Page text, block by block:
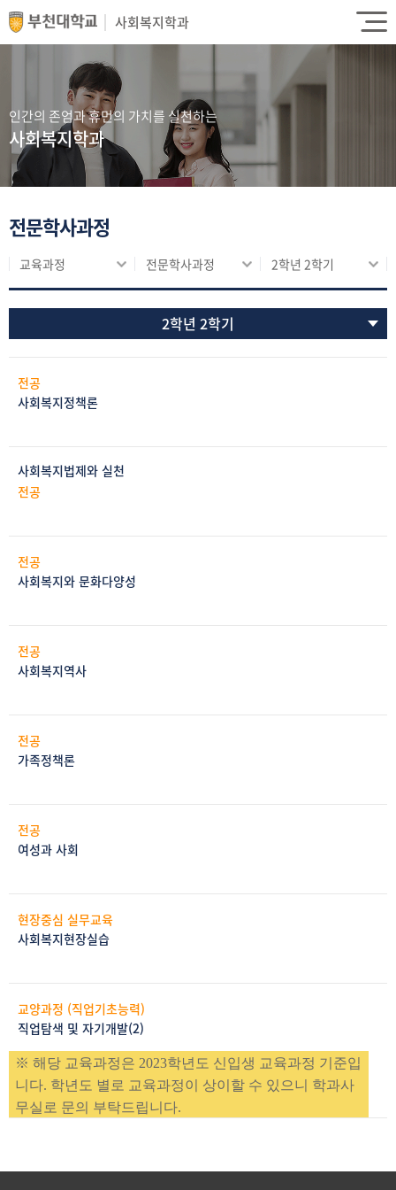
사회복지학과
인간의 존엄과 휴먼의 가치를 실천하는
사회복지학과
전문학사과정
교육과정 전문학사과정 2학년 2학기
2학년 2학기
전공
사회복지정책론
사회복지법제와 실천
전공
전공
사회복지와 문화다양성
전공
사회복지역사
전공
가족정책론
전공
여성과 사회
현장중심 실무교육
사회복지현장실습
교양과정 (직업기초능력)
직업탐색 및 자기개발(2)
※ 해당 교육과정은 2023학년도 신입생 교육과정 기준입
니다. 학년도 별로 교육과정이 상이할 수 있으니 학과사
무실로 문의 부탁드립니다.